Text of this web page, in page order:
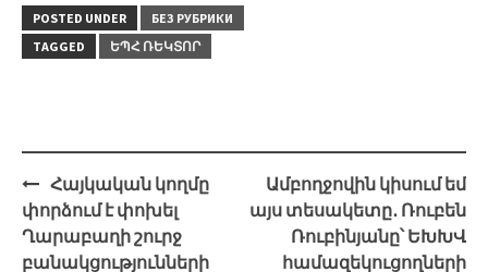
POSTED UNDER
БЕЗ РУБРИКИ
TAGGED
ԵՊՀ ՌԵԿՏՈՐ
Post
navigation
Հայկական կողմը
փորձում է փոխել
Ղարաբաղի շուրջ
բանակցությունների
Ամբողջովին կիսում եմ
այս տեսակետը․ Ռուբեն
Ռուբինյանը՝ ԵԽԽՎ
համազեկուցողների